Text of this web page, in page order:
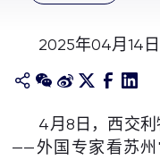
关于我们
2025年04月14日
4月8日，西交
——外国专家看苏